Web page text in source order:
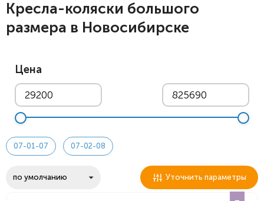
Кресла-коляски большого
размера в Новосибирске
Цена
07-01-07 07-02-08
Уточнить параметры